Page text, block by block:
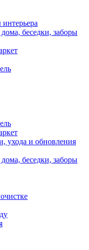
беседки, заборы
ухода и обновления
беседки, заборы